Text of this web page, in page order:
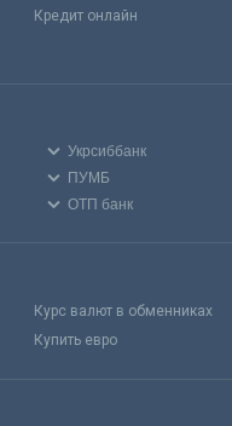
Кредит онлайн
Укрсиббанк
ПУМБ
ОТП банк
Курс валют в обменниках
Купить евро